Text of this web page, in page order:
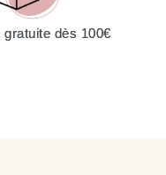
gratuite dès 100€